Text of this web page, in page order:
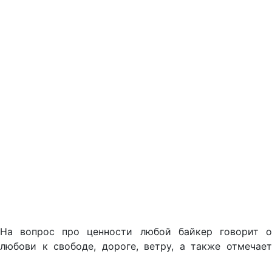
На вопрос про ценности любой байкер говорит о
любови к свободе, дороге, ветру, а также отмечает